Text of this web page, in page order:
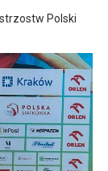
Polski